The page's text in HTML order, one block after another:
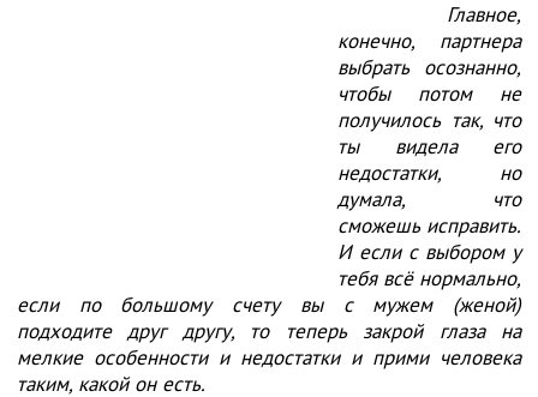
Главное,
конечно, партнера
выбрать осознанно,
чтобы потом не
получилось так, что
ты видела его
недостатки, но
думала, что
сможешь исправить.
И если с выбором у
тебя всё нормально,
если по большому счету вы с мужем (женой)
подходите друг другу, то теперь закрой глаза на
мелкие особенности и недостатки и прими человека
таким, какой он есть.